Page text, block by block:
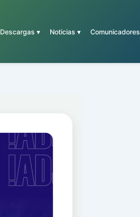
Descargas ▾ Noticias ▾ Comunicadores